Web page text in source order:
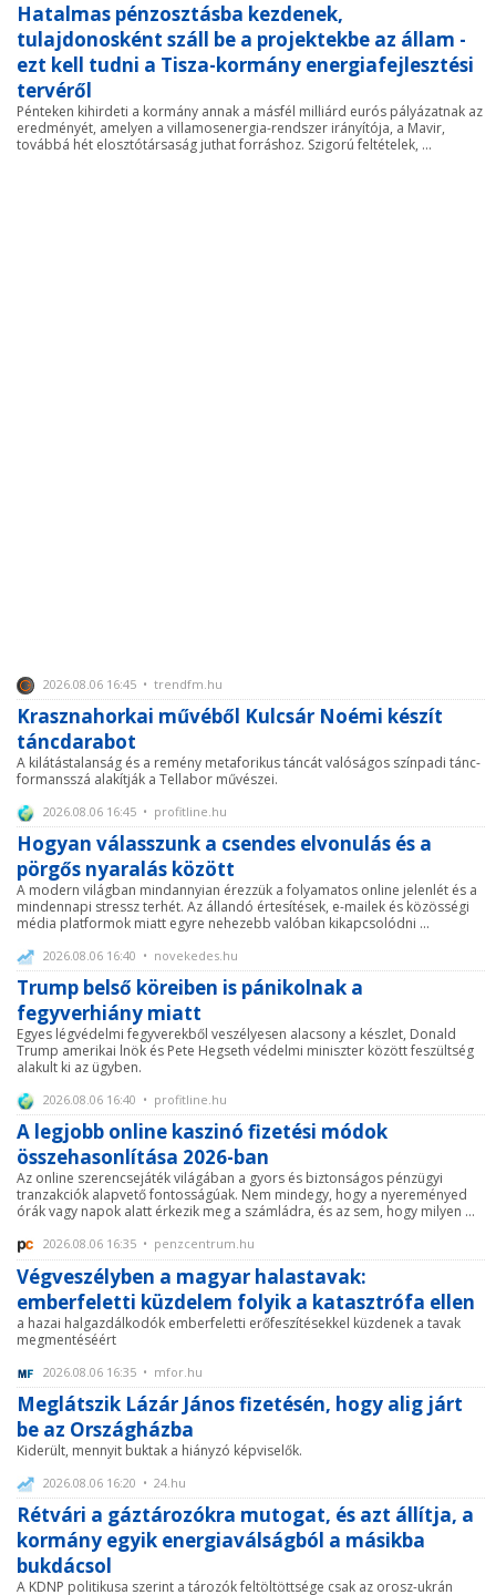
Hatalmas pénzosztásba kezdenek,
tulajdonosként száll be a projektekbe az állam -
ezt kell tudni a Tisza-kormány energiafejlesztési
tervéről
Pénteken kihirdeti a kormány annak a másfél milliárd eurós pályázatnak az
eredményét, amelyen a villamosenergia-rendszer irányítója, a Mavir,
továbbá hét elosztótársaság juthat forráshoz. Szigorú feltételek, ...
2026.08.06 16:45 • trendfm.hu
Krasznahorkai művéből Kulcsár Noémi készít
táncdarabot
A kilátástalanság és a remény metaforikus táncát valóságos színpadi tánc-
formansszá alakítják a Tellabor művészei.
2026.08.06 16:45 • profitline.hu
Hogyan válasszunk a csendes elvonulás és a
pörgős nyaralás között
A modern világban mindannyian érezzük a folyamatos online jelenlét és a
mindennapi stressz terhét. Az állandó értesítések, e-mailek és közösségi
média platformok miatt egyre nehezebb valóban kikapcsolódni ...
2026.08.06 16:40 • novekedes.hu
Trump belső köreiben is pánikolnak a
fegyverhiány miatt
Egyes légvédelmi fegyverekből veszélyesen alacsony a készlet, Donald
Trump amerikai lnök és Pete Hegseth védelmi miniszter között feszültség
alakult ki az ügyben.
2026.08.06 16:40 • profitline.hu
A legjobb online kaszinó fizetési módok
összehasonlítása 2026-ban
Az online szerencsejáték világában a gyors és biztonságos pénzügyi
tranzakciók alapvető fontosságúak. Nem mindegy, hogy a nyereményed
órák vagy napok alatt érkezik meg a számládra, és az sem, hogy milyen ...
2026.08.06 16:35 • penzcentrum.hu
Végveszélyben a magyar halastavak:
emberfeletti küzdelem folyik a katasztrófa ellen
a hazai halgazdálkodók emberfeletti erőfeszítésekkel küzdenek a tavak
megmentéséért
2026.08.06 16:35 • mfor.hu
Meglátszik Lázár János fizetésén, hogy alig járt
be az Országházba
Kiderült, mennyit buktak a hiányzó képviselők.
2026.08.06 16:20 • 24.hu
Rétvári a gáztározókra mutogat, és azt állítja, a
kormány egyik energiaválságból a másikba
bukdácsol
A KDNP politikusa szerint a tározók feltöltöttsége csak az orosz-ukrán